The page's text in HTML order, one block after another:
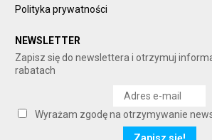
Polityka prywatności
NEWSLETTER
Zapisz się do newslettera i otrzymuj
rabatach
Wyrażam zgodę na otrzymywanie